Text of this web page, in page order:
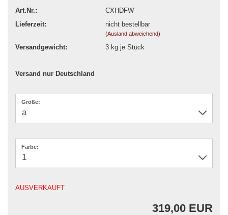
Art.Nr.:
CXHDFW
Lieferzeit:
nicht bestellbar
(Ausland abweichend)
Versandgewicht: 3kg je Stück
Versand nur Deutschland
Größe:
Farbe:
AUSVERKAUFT
319,00 EUR